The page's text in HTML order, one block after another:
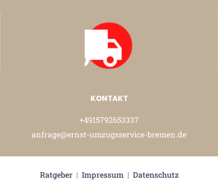
KONTAKT
+4915792653337
anfrage@ernst-umzugsservice-bremen.de
Ratgeber| Impressum| Datenschutz